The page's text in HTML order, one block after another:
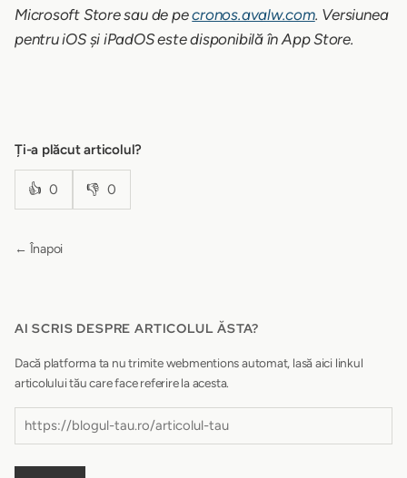
Microsoft Store sau de pecronos.avalw.com. Versiunea
pentru iOS și iPadOS este disponibilă în App Store.
Ți-a plăcut articolul?
👍 0 👎 0
← Înapoi
AI SCRIS DESPRE ARTICOLUL ĂSTA?
Dacă platforma ta nu trimite webmentions automat, lasă aici linkul
articolului tău care face referire la acesta.